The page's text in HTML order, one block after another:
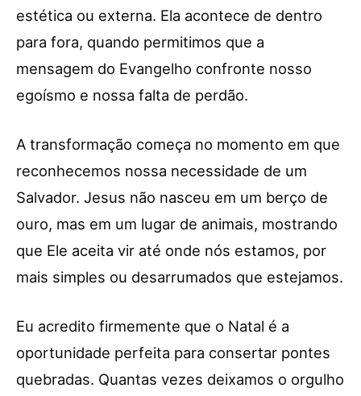
estética ou externa. Ela acontece de dentro
para fora, quando permitimos que a
mensagem do Evangelho confronte nosso
egoísmo e nossa falta de perdão.
A transformação começa no momento em que
reconhecemos nossa necessidade de um
Salvador. Jesus não nasceu em um berço de
ouro, mas em um lugar de animais, mostrando
que Ele aceita vir até onde nós estamos, por
mais simples ou desarrumados que estejamos.
Eu acredito firmemente que o Natal é a
oportunidade perfeita para consertar pontes
quebradas. Quantas vezes deixamos o orgulho